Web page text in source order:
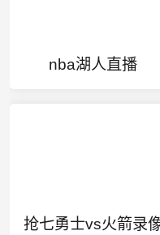
nba湖人直播
抢七勇士vs火箭录